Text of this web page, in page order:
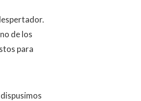
de los
para